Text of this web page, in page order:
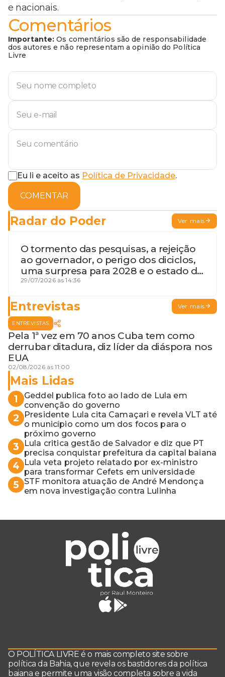
e nacionais.
Comentários
Importante: Os comentários são de responsabilidade
dos autores e não representam a opinião do Política
Livre
Eu li e aceito as Política de Privacidade.
COMENTAR
Radar do Poder Ver mais
O tormento das pesquisas, a rejeição
ao governador, o perigo dos diciclos,
uma surpresa para 2028 e o estado de
terceira guerra mundial
29/07/2026 às 14:36
Entrevistas Ver mais
ENTREVISTAS
Pela 1ª vez em 70 anos Cuba tem como
derrubar ditadura, diz líder da diáspora nos
EUA
02/08/2026 às 11:00
Mais Lidas
1
Geddel publica foto ao lado de Lula em
convenção do governo
2
Presidente Lula cita Camaçari e revela VLT até
o município como um dos focos para o
próximo governo
3
Lula critica gestão de Salvador e diz que PT
precisa conquistar prefeitura da capital baiana
4
Lula veta projeto relatado por ex-ministro
para transformar Cefets em universidade
5
STF monitora atuação de André Mendonça
em nova investigação contra Lulinha
O POLÍTICA LIVRE é o mais completo site sobre
política da Bahia, que revela os bastidores da política
baiana e permite uma visão completa sobre a vida